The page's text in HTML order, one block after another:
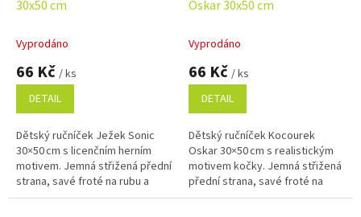
30x50 cm
Vyprodáno
66 Kč / ks
DETAIL
Dětský ručníček Ježek Sonic
30×50 cm s licenčním herním
motivem. Jemná střižená přední
strana, savé froté na rubu a
100% bavlna.
Oskar 30x50 cm
Vyprodáno
66 Kč / ks
DETAIL
Dětský ručníček Kocourek
Oskar 30×50 cm s realistickým
motivem kočky. Jemná střižená
přední strana, savé froté na
rubu a 100% bavlna pro